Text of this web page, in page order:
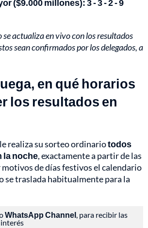
($9.000 millones): 3 - 3 - 2 - 9
se actualiza en vivo con los resultados
sean confirmados por los delegados, a
en qué horarios
los resultados en
realiza su sorteo ordinariotodos
la noche, exactamente a partir de las
motivos de días festivos el calendario
se traslada habitualmente para la
WhatsApp Channel, para recibir las